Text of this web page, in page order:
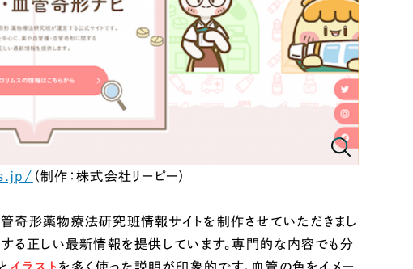
（制作：株式会社リーピー）
形薬物療法研究班情報サイトを制作させていただきまし
る正しい最新情報を提供しています。専門的な内容でも分